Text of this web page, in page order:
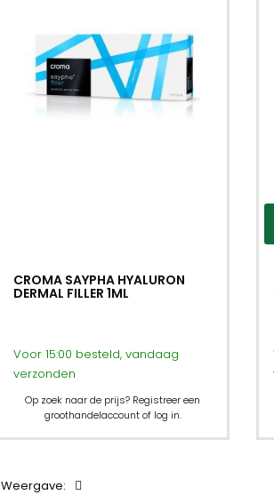
CROMA SAYPHA HYALURON
DERMAL FILLER 1ML
Voor 15:00 besteld, vandaag
verzonden
Op zoek naar de prijs? Registreer een
groothandelaccount of log in.
Weergave: